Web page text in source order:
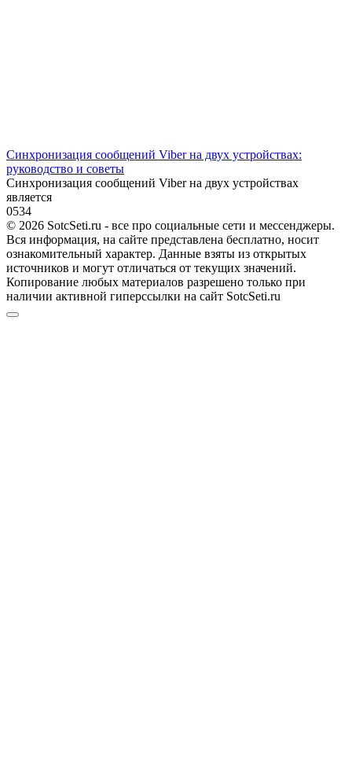
Синхронизация сообщений Viber на двух устройствах:
руководство и советы
Синхронизация сообщений Viber на двух устройствах
является
0534
© 2026 SotcSeti.ru - все про социальные сети и мессенджеры.
Вся информация, на сайте представлена бесплатно, носит
ознакомительный характер. Данные взяты из открытых
источников и могут отличаться от текущих значений.
Копирование любых материалов разрешено только при
наличии активной гиперссылки на сайт SotcSeti.ru